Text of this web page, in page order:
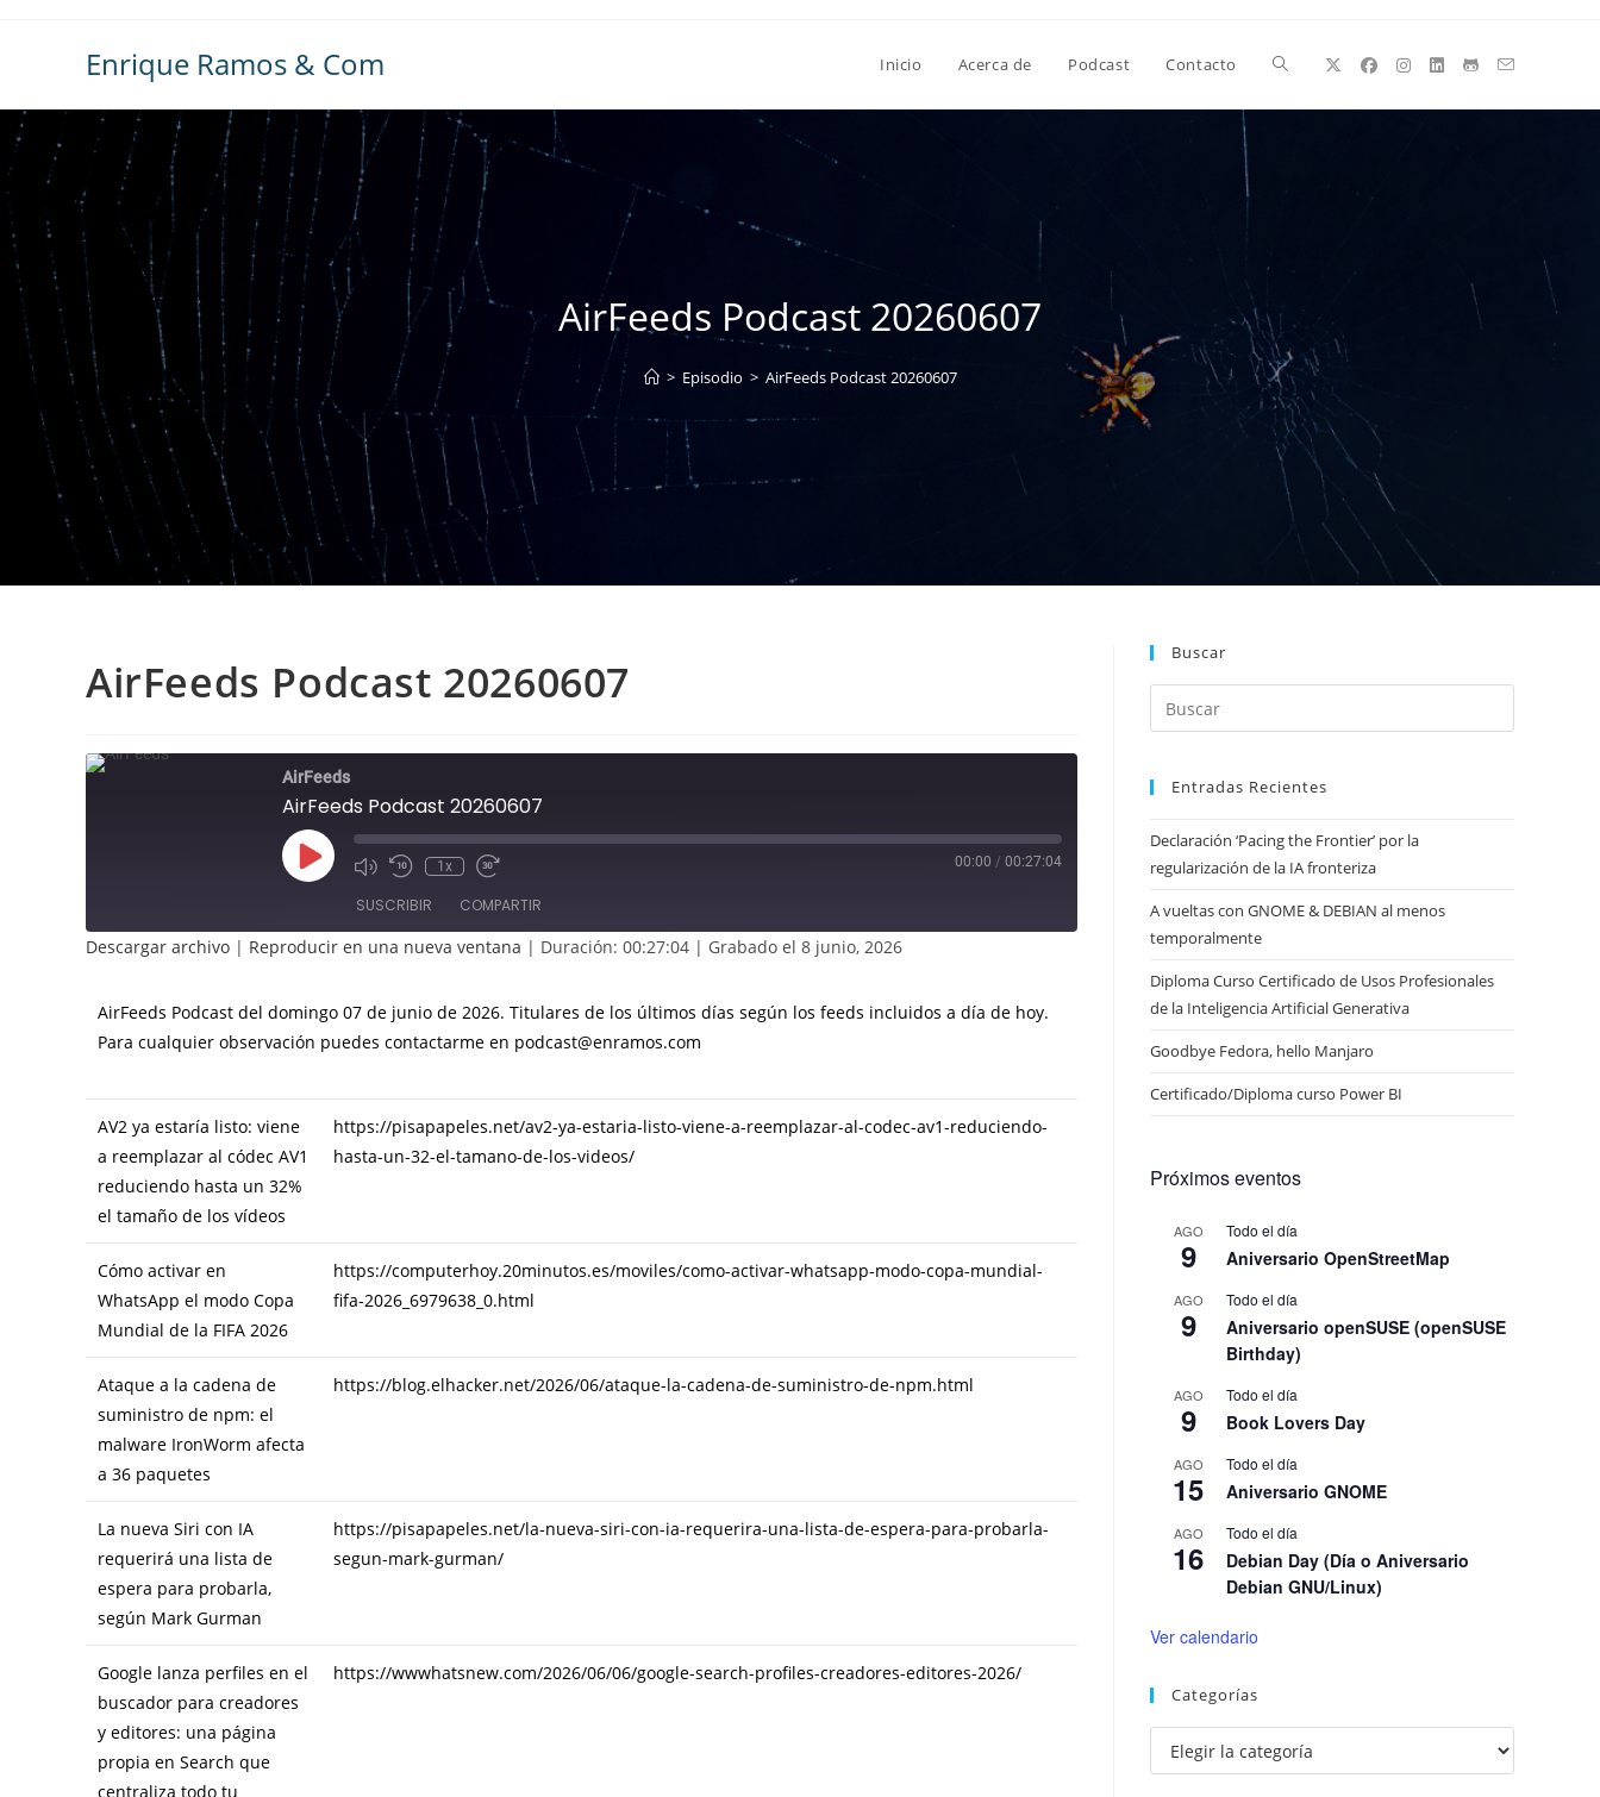
Enrique Ramos & Com Inicio Acerca de Podcast Contacto Alternar
la
web
AirFeeds Podcast 20260607
> Episodio > AirFeeds Podcast 20260607
AirFeeds Podcast 20260607
AirFeeds
AirFeeds Podcast 20260607
Reproducir
episodio
1x 00:00 / 00:27:04
SUSCRIBIR COMPARTIR
FEED RSS
Descargar archivo | Reproducir en una nueva ventana | Duración: 00:27:04 | Grabado el 8 junio, 2026
AirFeeds Podcast del domingo 07 de junio de 2026. Titulares de los últimos días según los feeds incluidos a día de hoy.
Para cualquier observación puedes contactarme en podcast@enramos.com
AV2 ya estaría listo: viene
a reemplazar al códec AV1
reduciendo hasta un 32%
el tamaño de los vídeos
https://pisapapeles.net/av2-ya-estaria-listo-viene-a-reemplazar-al-codec-av1-reduciendo-
hasta-un-32-el-tamano-de-los-videos/
Cómo activar en
WhatsApp el modo Copa
Mundial de la FIFA 2026
https://computerhoy.20minutos.es/moviles/como-activar-whatsapp-modo-copa-mundial-
fifa-2026_6979638_0.html
Ataque a la cadena de
suministro de npm: el
malware IronWorm afecta
a 36 paquetes
https://blog.elhacker.net/2026/06/ataque-la-cadena-de-suministro-de-npm.html
La nueva Siri con IA
requerirá una lista de
espera para probarla,
según Mark Gurman
https://pisapapeles.net/la-nueva-siri-con-ia-requerira-una-lista-de-espera-para-probarla-
segun-mark-gurman/
Google lanza perfiles en el
buscador para creadores
y editores: una página
propia en Search que
centraliza todo tu
https://wwwhatsnew.com/2026/06/06/google-search-profiles-creadores-editores-2026/
Buscar
Entradas Recientes
Declaración ‘Pacing the Frontier’ por la
regularización de la IA fronteriza
A vueltas con GNOME & DEBIAN al menos
temporalmente
Diploma Curso Certificado de Usos Profesionales
de la Inteligencia Artificial Generativa
Goodbye Fedora, hello Manjaro
Certificado/Diploma curso Power BI
Próximos eventos
AGO
9
Todo el día
Aniversario OpenStreetMap
AGO
9
Todo el día
Aniversario openSUSE (openSUSE
Birthday)
AGO
9
Todo el día
Book Lovers Day
AGO
15
Todo el día
Aniversario GNOME
AGO
16
Todo el día
Debian Day (Día o Aniversario
Debian GNU/Linux)
Ver calendario
Categorías
Categorías